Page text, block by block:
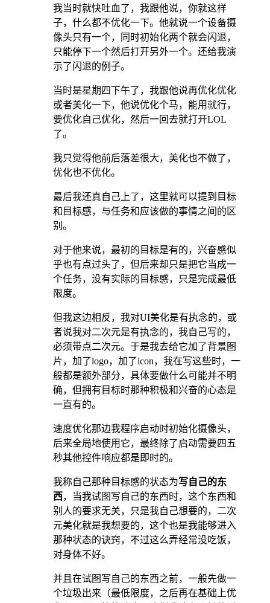
我当时就快吐血了，我跟他说，你就这样
子，什么都不优化一下。他就说一个设备摄
像头只有一个，同时初始化两个就会闪退，
只能停下一个然后打开另外一个。还给我演
示了闪退的例子。
当时是星期四下午了，我跟他说再优化优化
或者美化一下，他说优化个马，能用就行，
要优化自己优化，然后一回去就打开LOL
了。
我只觉得他前后落差很大，美化也不做了，
优化也不优化。
最后我还真自己上了，这里就可以提到目标
和目标感，与任务和应该做的事情之间的区
别。
对于他来说，最初的目标是有的，兴奋感似
乎也有点过头了，但后来却只是把它当成一
个任务，没有实际的目标感，只是完成最低
限度。
但我这边相反，我对UI美化是有执念的，或
者说我对二次元是有执念的，我自己写的，
必须带点二次元。于是我去给它加了背景图
片，加了logo，加了icon，我在写这些时，一
般都是额外部分，具体要做什么可能并不明
确，但拥有目标时那种积极和兴奋的心态是
一直有的。
速度优化那边我程序启动时初始化摄像头，
后来全局地使用它，最终除了启动需要四五
秒其他控件响应都是即时的。
我称自己那种目标感的状态为写自己的东
西，当我试图写自己的东西时，这个东西和
别人的要求无关，只是我自己想要的，二次
元美化就是我想要的，这个也是我能够进入
那种状态的诀窍，不过这么弄经常没吃饭，
对身体不好。
并且在试图写自己的东西之前，一般先做一
个垃圾出来（最低限度，之后再在基础上优